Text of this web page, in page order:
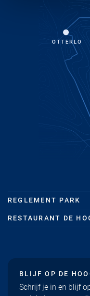
OTTERLO
REGLEMENT PARK
RESTAURANT DE
BLIJF OP DE
Schrijf je in en blijf